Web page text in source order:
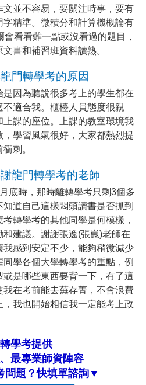
並不容易，要關注時事，要有
精準。微積分和計算機概論有
看看難一點或沒看過的題目，
書和補習班資料讀熟。
門轉學考的原因
因為聽說很多考上的學生都在
適合我。櫃檯人員態度很親
課的座位。上課的教室環境我
學習風氣很好，大家都熱烈提
刺。
龍門轉學考的老師
底時，那時離轉學考只剩3個多
道自己這樣悶頭讀書是否抓到
轉學考的其他同學是何模樣，
建議。謝謝張逸(張崑)老師在
我感到安定不少，能夠稍微減少
學各個大學轉學考的重點，例
是哪些東西要背一下，有了這
在考前能去蕪存菁，不會浪費
我也開始相信我一定能考上政
學考提供
最專業師資陣容
問題？快填單諮詢▼